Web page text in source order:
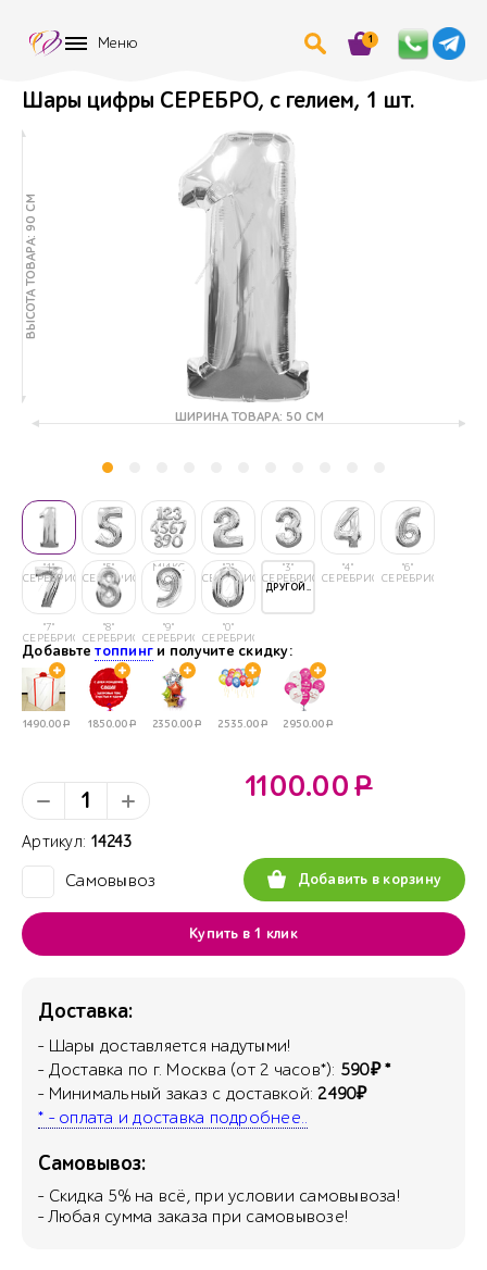
Меню 1
Шары цифры СЕРЕБРО, с гелием, 1 шт.
ВЫСОТА ТОВАРА: 90 СМ
ШИРИНА ТОВАРА: 50 СМ
"1"
СЕРЕБРИСТАЯ
"5"
СЕРЕБРИСТАЯ
МИКС
"2"
СЕРЕБРИСТАЯ
"3"
СЕРЕБРИСТАЯ
"4"
СЕРЕБРИСТАЯ
"6"
СЕРЕБРИСТАЯ
"7"
СЕРЕБРИСТАЯ
"8"
СЕРЕБРИСТАЯ
"9"
СЕРЕБРИСТАЯ
"0"
СЕРЕБРИСТЫЙ
ДРУГОЙ..
Добавьтетоппинг и получите скидку:
1490.00Р 1850.00Р 2350.00Р 2535.00Р 2950.00Р
Артикул: 14243
Самовывоз
1100.00Р
Добавить в корзину
Купить в 1 клик
Доставка:
- Шары доставляется надутыми!
- Доставка по г. Москва (от 2 часов*): 590₽ *
- Минимальный заказ с доставкой:2490₽
* - оплата и доставка подробнее..
Самовывоз:
- Скидка 5% на всё, при условии самовывоза!
- Любая сумма заказа при самовывозе!